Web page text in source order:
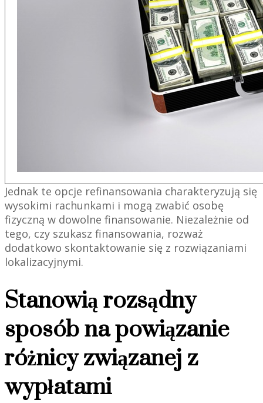
Jednak te opcje refinansowania charakteryzują się
wysokimi rachunkami i mogą zwabić osobę
fizyczną w dowolne finansowanie. Niezależnie od
tego, czy szukasz finansowania, rozważ
dodatkowo skontaktowanie się z rozwiązaniami
lokalizacyjnymi.
Stanowią rozsądny
sposób na powiązanie
różnicy związanej z
wypłatami